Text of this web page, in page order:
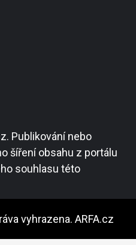
Publikování nebo
šíření obsahu z portálu
souhlasu této
vyhrazena. ARFA.cz